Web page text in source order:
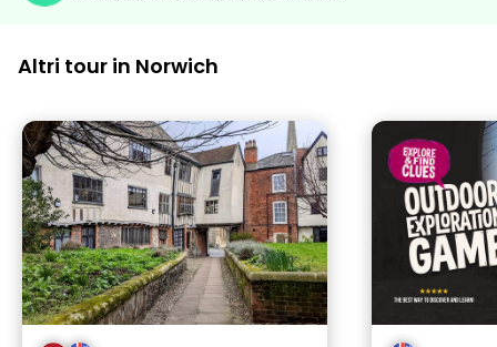
Altri tour in Norwich